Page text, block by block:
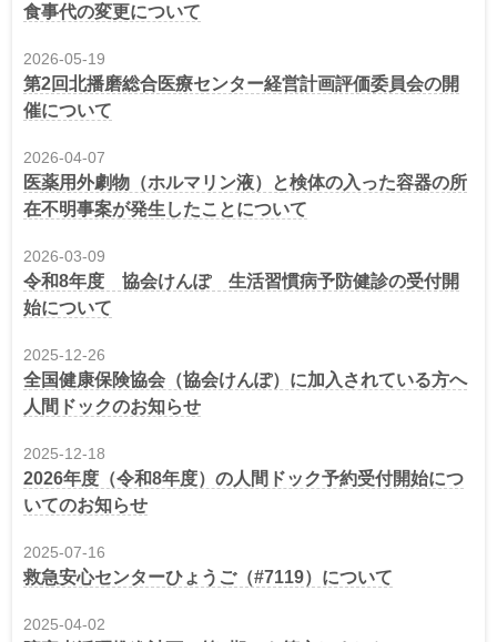
食事代の変更について
2026-05-19
第2回北播磨総合医療センター経営計画評価委員会の開
催について
2026-04-07
医薬用外劇物（ホルマリン液）と検体の入った容器の所
在不明事案が発生したことについて
2026-03-09
令和8年度 協会けんぽ 生活習慣病予防健診の受付開
始について
2025-12-26
全国健康保険協会（協会けんぽ）に加入されている方へ
人間ドックのお知らせ
2025-12-18
2026年度（令和8年度）の人間ドック予約受付開始につ
いてのお知らせ
2025-07-16
救急安心センターひょうご（#7119）について
2025-04-02